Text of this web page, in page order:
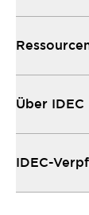
Über IDEC
IDEC-